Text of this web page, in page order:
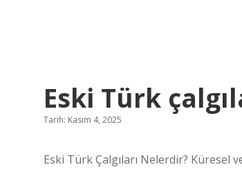
Eski Türk
Tarih: Kasım 4, 2025
Eski Türk Çalgıları Nelerdir? Küresel